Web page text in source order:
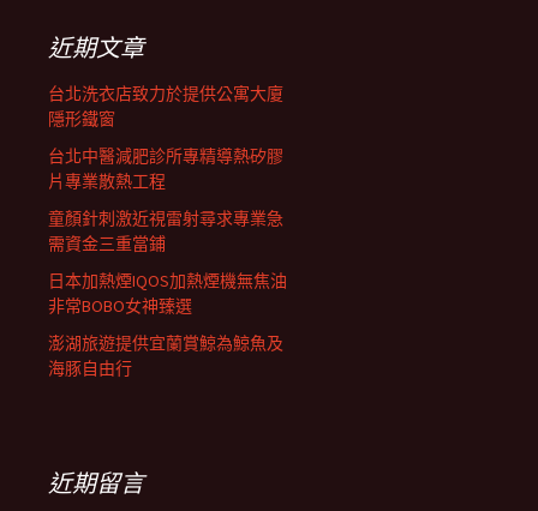
近期文章
台北洗衣店致力於提供公寓大廈
隱形鐵窗
台北中醫減肥診所專精導熱矽膠
片專業散熱工程
童顏針刺激近視雷射尋求專業急
需資金三重當鋪
日本加熱煙IQOS加熱煙機無焦油
非常BOBO女神臻選
澎湖旅遊提供宜蘭賞鯨為鯨魚及
海豚自由行
近期留言